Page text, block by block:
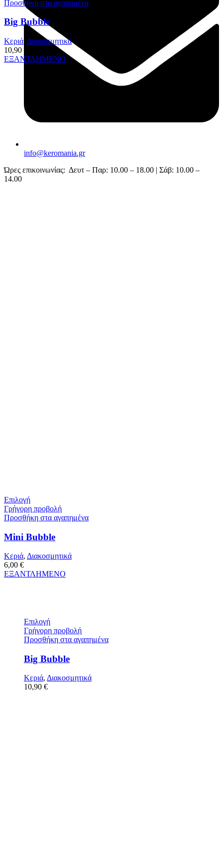
info@keromania.gr
Ώρες επικοινωνίας: Δευτ – Παρ: 10.00 – 18.00 | Σάβ: 10.00 –
14.00
Επιλογή
Γρήγορη προβολή
Προσθήκη στα αγαπημένα
Big Bubble
Κεριά, Διακοσμητικά
10,90 €
Προσθήκη στα αγαπημένα
Big Bubble
Κεριά Διακοσμητικά
10,90
ΕΞΑΝΤΛΗΜΕΝΟ
Επιλογή
Γρήγορη προβολή
Προσθήκη στα αγαπημένα
Mini Bubble
Κεριά, Διακοσμητικά
6,00 €
ΕΞΑΝΤΛΗΜΕΝΟ